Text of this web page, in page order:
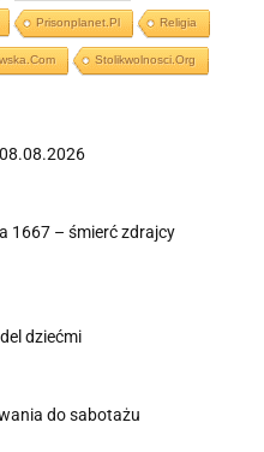
Prisonplanet.pl Religia
Stolikwolnosci.org
1667 – śmierć zdrajcy
dziećmi
do sabotażu